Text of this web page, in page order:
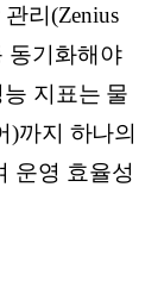
리(Zenius
동기화해야
지표는 물
)까지 하나의
운영 효율성